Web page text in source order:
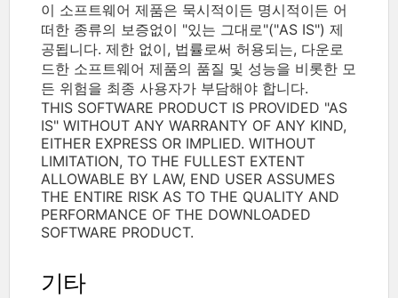
이 소프트웨어 제품은 묵시적이든 명시적이든 어
떠한 종류의 보증없이 "있는 그대로"("AS IS") 제
공됩니다. 제한 없이, 법률로써 허용되는, 다운로
드한 소프트웨어 제품의 품질 및 성능을 비롯한 모
든 위험을 최종 사용자가 부담해야 합니다.
THIS SOFTWARE PRODUCT IS PROVIDED "AS
IS" WITHOUT ANY WARRANTY OF ANY KIND,
EITHER EXPRESS OR IMPLIED. WITHOUT
LIMITATION, TO THE FULLEST EXTENT
ALLOWABLE BY LAW, END USER ASSUMES
THE ENTIRE RISK AS TO THE QUALITY AND
PERFORMANCE OF THE DOWNLOADED
SOFTWARE PRODUCT.
기타